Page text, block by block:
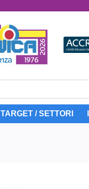
TARGET / SETTORI